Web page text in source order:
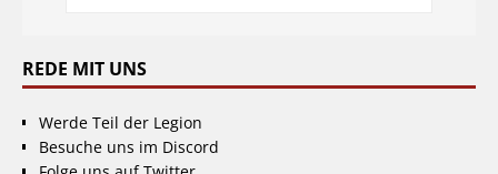
REDE MIT UNS
Werde Teil der Legion
Besuche uns im Discord